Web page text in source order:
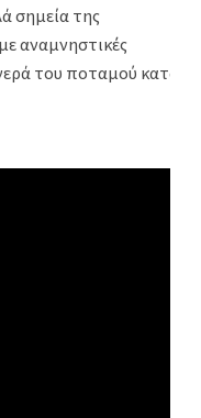
σημεία της
αναμνηστικές
του ποταμού κατά